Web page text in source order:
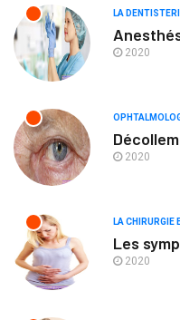
LA
2020
2020
LA CHIRURGIE
Les
2020